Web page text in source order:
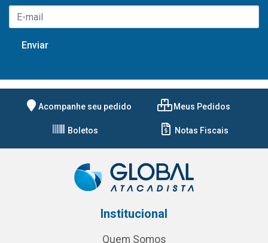
Acompanhe seu pedido Meus Pedidos
Boletos Notas Fiscais
Institucional
Quem Somos